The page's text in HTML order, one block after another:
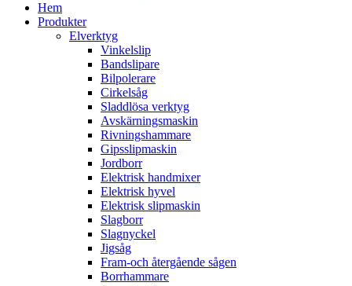
Hem
Produkter
Elverktyg
Vinkelslip
Bandslipare
Bilpolerare
Cirkelsåg
Sladdlösa verktyg
Avskärningsmaskin
Rivningshammare
Gipsslipmaskin
Jordborr
Elektrisk handmixer
Elektrisk hyvel
Elektrisk slipmaskin
Slagborr
Slagnyckel
Jigsåg
Fram-och återgående sågen
Borrhammare